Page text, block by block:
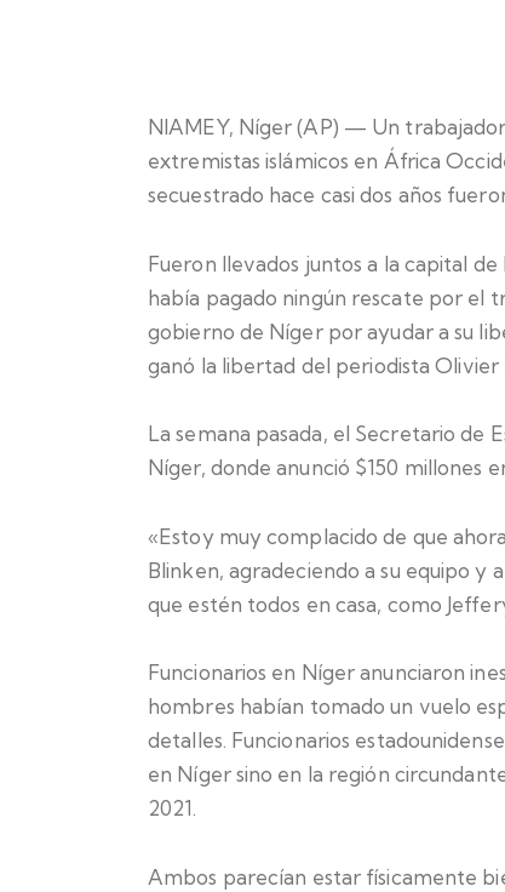
NIAMEY, Níger (AP) — Un
extremistas islámicos en África
secuestrado hace casi dos años
Fueron llevados juntos a la capital
había pagado ningún rescate por el
gobierno de Níger por ayudar a su
ganó la libertad del periodista Olivier
La semana pasada, el Secretario de
Níger, donde anunció $150 millones
«Estoy muy complacido de que
Blinken, agradeciendo a su equipo y
que estén todos en casa, como
Funcionarios en Níger anunciaron
hombres habían tomado un vuelo
detalles. Funcionarios
en Níger sino en la región
2021.
Ambos parecían estar físicamente